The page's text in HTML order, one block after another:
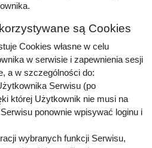
są Cookies
Cookies własne w celu
w serwisie i zapewnienia sesji
a w szczególności do:
Serwisu (po
której Użytkownik nie musi na
ponownie wpisywać loginu i
wybranych funkcji Serwisu,